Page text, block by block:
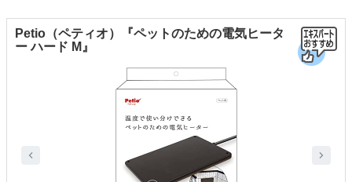
Petio（ペティオ）『ペットのための電気ヒータ
ー ハード M』